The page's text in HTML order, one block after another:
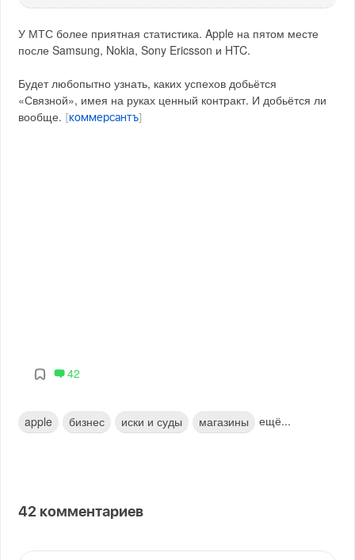
У МТС более приятная статистика. Apple на пятом месте
после Samsung, Nokia, Sony Ericsson и HTC.
Будет любопытно узнать, каких успехов добьётся
«Связной», имея на руках ценный контракт. И добьётся ли
вообще.
[коммерсантъ
42
apple бизнес иски и суды магазины ещё...
42 комментариев